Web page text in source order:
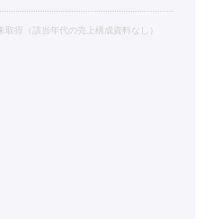
取得（該当年代の売上構成資料なし）